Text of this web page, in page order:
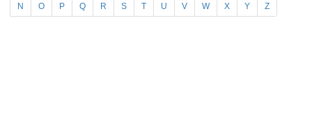
N O P Q R S T U V W X Y Z